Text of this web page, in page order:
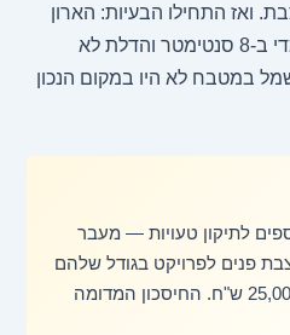
ואז התחילו הבעיות: הארון
שהזמינו למסדרון היה גדול מדי ב-8 סנטימטר והדלת לא
במטבח לא היו במקום הנכון
47,000 ש"ח נוספים לתיקון טעויות — מעבר
פנים לפרויקט בגודל שלהם
הייתה נעה בין 15,000 ל-25,000 ש"ח. החיסכון המדומה